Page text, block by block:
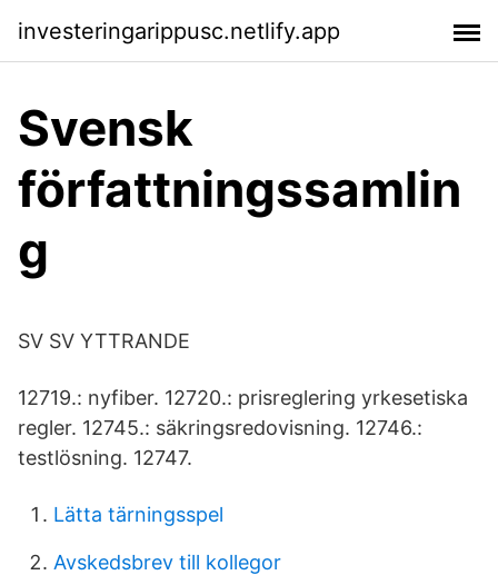
investeringarippusc.netlify.app
Svensk
författningssamlin
g
SV SV YTTRANDE
12719.: nyfiber. 12720.: prisreglering yrkesetiska
regler. 12745.: säkringsredovisning. 12746.:
testlösning. 12747.
Lätta tärningsspel
Avskedsbrev till kollegor